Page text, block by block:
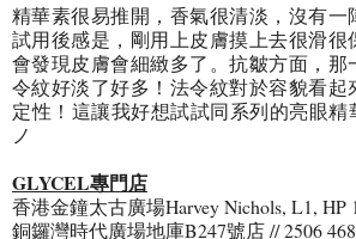
精華素很易推開，香氣很清淡，沒有一
試用後感是，剛用上皮膚摸上去很滑很
會發現皮膚會細緻多了。抗皺方面，那
令紋好淡了好多！法令紋對於容貌看起
定性！這讓我好想試試同系列的亮眼
ノ
GLYCEL專門店
香港金鐘太古廣場Harvey Nichols, L1, HP
銅鑼灣時代廣場地庫B247號店 // 2506